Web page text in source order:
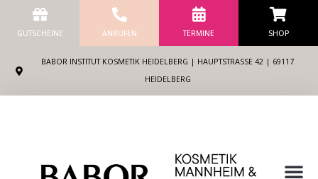
GUTSCHEINE ANRUFEN TERMINE SHOP
BABOR INSTITUT KOSMETIK HEIDELBERG | HAUPTSTRASSE 42 | 69117 H
EIDELBERG